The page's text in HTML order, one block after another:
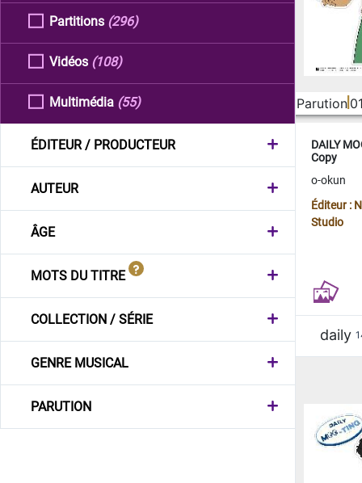
Partitions (296)
Vidéos (108)
Multimédia (55)
ÉDITEUR / PRODUCTEUR
AUTEUR
ÂGE
MOTS DU TITRE
COLLECTION / SÉRIE
GENRE MUSICAL
PARUTION
Parution
DAILY
Copy
o-okun
Éditeur :
Studio
daily